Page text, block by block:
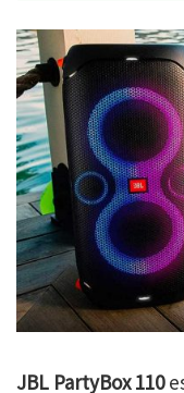
JBL PartyBox 110